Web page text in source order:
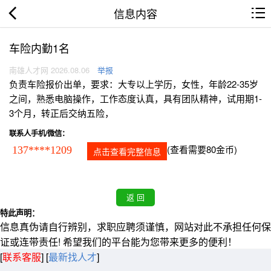
信息内容
车险内勤1名
南雄人才网 2026.08.06 举报
负责车险报价出单，要求：大专以上学历，女性，年龄22-35岁
之间，熟悉电脑操作，工作态度认真，具有团队精神，试用期1-
3个月，转正后交纳五险，
联系人手机/微信：
137****1209 点击查看完整信息 (查看需要80金币)
特此声明：
信息真伪请自行辨别，求职应聘须谨慎，网站对此不承担任何保
证或连带责任! 希望我们的平台能为您带来更多的便利！
[联系客服] [最新找人才]